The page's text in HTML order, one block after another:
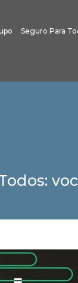
Seguro Para